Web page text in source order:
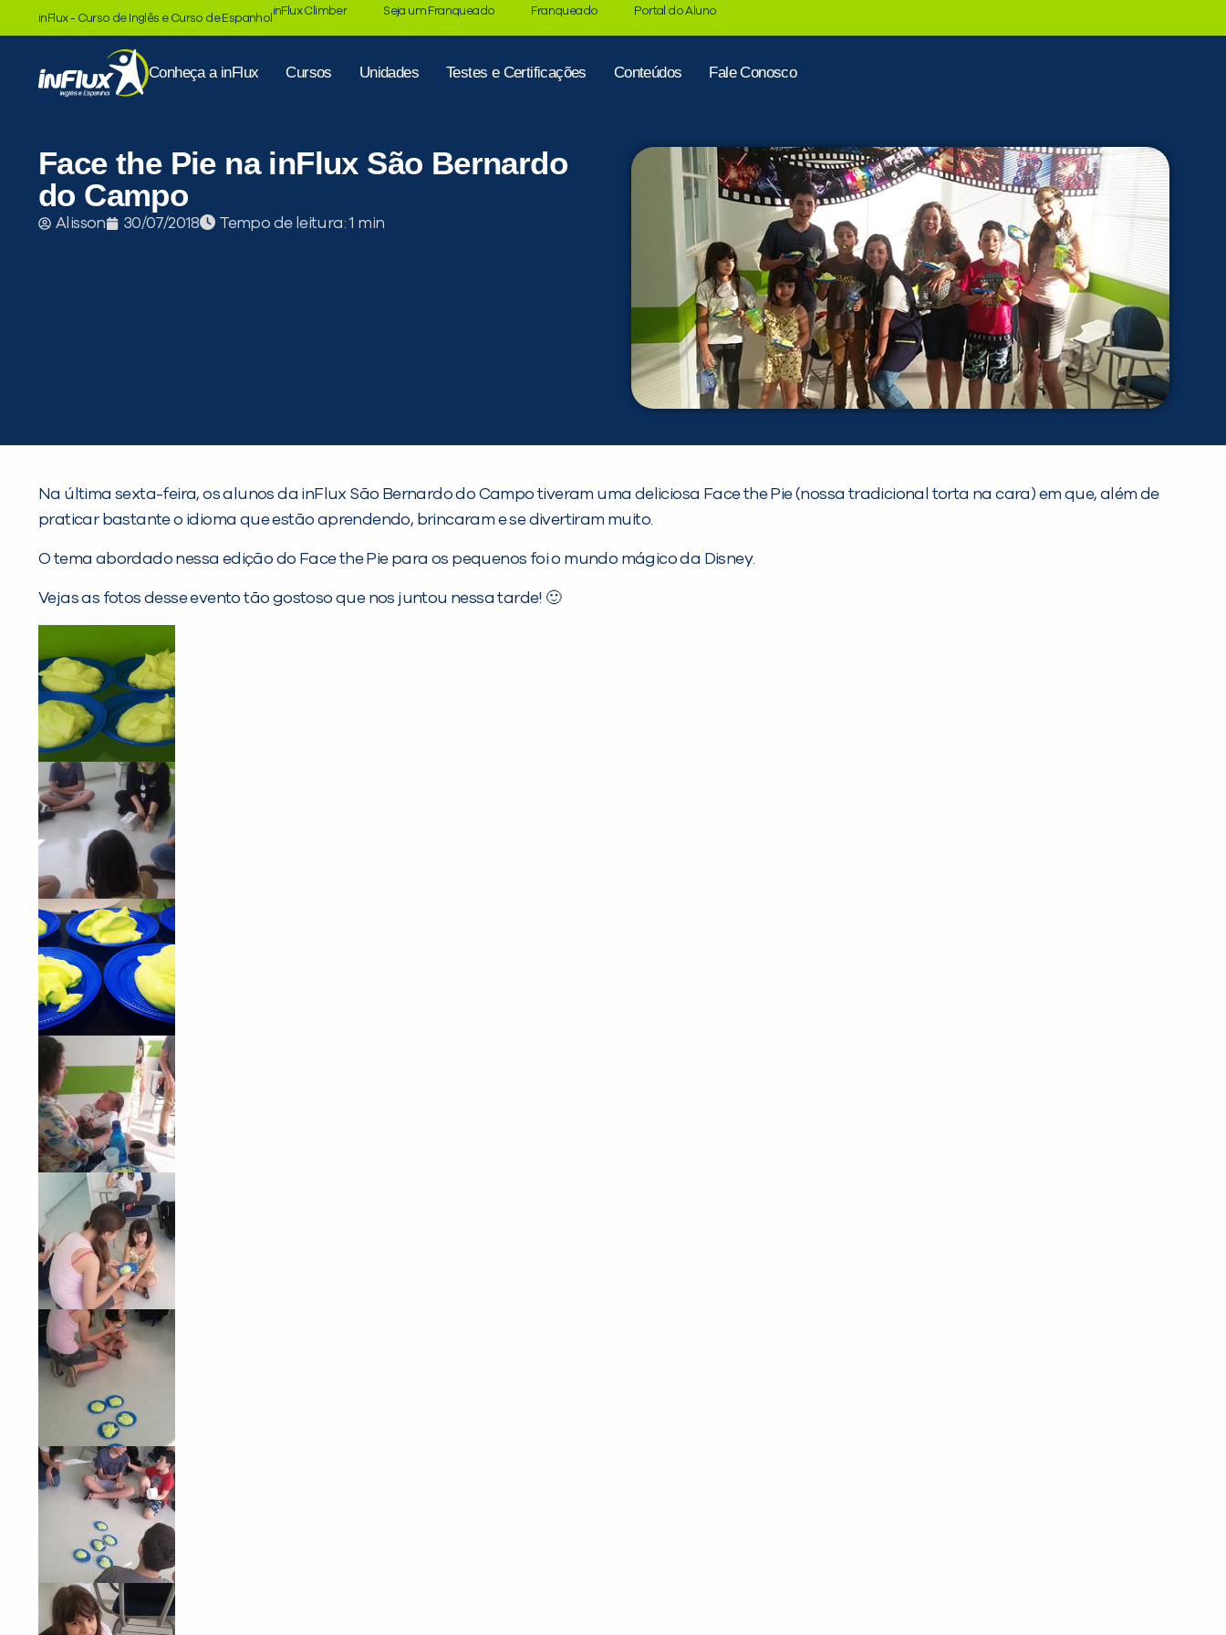
inFlux - Curso de Inglês e Curso de Espanhol
inFlux Climber Seja um Franqueado Franqueado Portal do Aluno
Conheça a inFlux Cursos Unidades Testes e Certificações Conteúdos Fale Conosco
Face the Pie na inFlux São Bernardo
do Campo
Alisson 30/07/2018 Tempo de leitura:
Na última sexta-feira, os alunos da inFlux São Bernardo do Campo tiveram uma deliciosa Face the Pie (nossa tradicional torta na cara) em que, além de
praticar bastante o idioma que estão aprendendo, brincaram e se divertiram muito.
O tema abordado nessa edição do Face the Pie para os pequenos foi o mundo mágico da Disney.
Vejas as fotos desse evento tão gostoso que nos juntou nessa tarde! 🙂